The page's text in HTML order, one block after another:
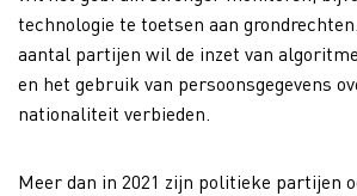
technologie te toetsen aan
aantal partijen wil de inzet van
en het gebruik van persoonsgegevens
nationaliteit verbieden.
Meer dan in 2021 zijn politieke partijen